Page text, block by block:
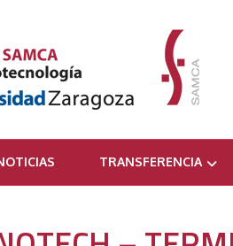
TRANSFERENCIA